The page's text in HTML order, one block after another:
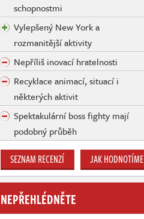
schopnostmi
Vylepšený New York a
rozmanitější aktivity
Nepříliš inovací hratelnosti
Recyklace animací, situací i
některých aktivit
Spektakulární boss fighty mají
podobný průběh
SEZNAM RECENZÍ JAK HODNOTÍME
NEPŘEHLÉDNĚTE